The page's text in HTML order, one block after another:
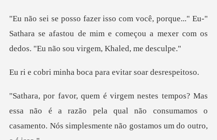
Eu-"
Sathara se afastou de mim e começou a mexer co
a boca para evitar
essa não é a razão pela qual não consumamos o
casament